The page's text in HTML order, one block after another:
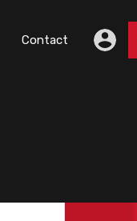
Contact